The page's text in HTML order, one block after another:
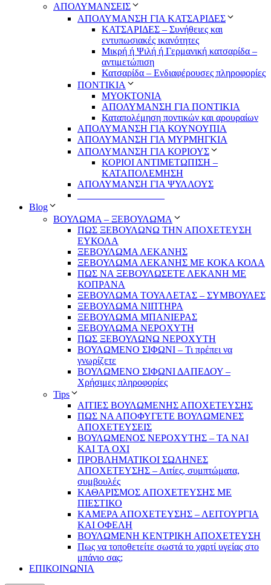
ΑΠΟΛΥΜΑΝΣΕΙΣ
ΑΠΟΛΥΜΑΝΣΗ ΓΙΑ ΚΑΤΣΑΡΙΔΕΣ
ΚΑΤΣΑΡΙΔΕΣ – Συνήθειες και
εντυπωσιακές ικανότητες
Μικρή ή Ψιλή ή Γερμανική κατσαρίδα –
αντιμετώπιση
Κατσαρίδα – Ενδιαφέρουσες πληροφορίες
ΠΟΝΤΙΚΙΑ
ΜΥΟΚΤΟΝΙΑ
ΑΠΟΛΥΜΑΝΣΗ ΓΙΑ ΠΟΝΤΙΚΙΑ
Καταπολέμηση ποντικών και αρουραίων
ΑΠΟΛΥΜΑΝΣΗ ΓΙΑ ΚΟΥΝΟΥΠΙΑ
ΑΠΟΛΥΜΑΝΣΗ ΓΙΑ ΜΥΡΜΗΓΚΙΑ
ΑΠΟΛΥΜΑΝΣΗ ΓΙΑ ΚΟΡΙΟΥΣ
ΚΟΡΙΟΙ ΑΝΤΙΜΕΤΩΠΙΣΗ –
ΚΑΤΑΠΟΛΕΜΗΣΗ
ΑΠΟΛΥΜΑΝΣΗ ΓΙΑ ΨΥΛΛΟΥΣ
Blog
ΒΟΥΛΩΜΑ – ΞΕΒΟΥΛΩΜΑ
ΠΩΣ ΞΕΒΟΥΛΩΝΩ ΤΗΝ ΑΠΟΧΕΤΕΥΣΗ
ΕΥΚΟΛΑ
ΞΕΒΟΥΛΩΜΑ ΛΕΚΑΝΗΣ
ΞΕΒΟΥΛΩΜΑ ΛΕΚΑΝΗΣ ΜΕ ΚΟΚΑ ΚΟΛΑ
ΠΩΣ ΝΑ ΞΕΒΟΥΛΩΣΕΤΕ ΛΕΚΑΝΗ ΜΕ
ΚΟΠΡΑΝΑ
ΞΕΒΟΥΛΩΜΑ ΤΟΥΑΛΕΤΑΣ – ΣΥΜΒΟΥΛΕΣ
ΞΕΒΟΥΛΩΜΑ ΝΙΠΤΗΡΑ
ΞΕΒΟΥΛΩΜΑ ΜΠΑΝΙΕΡΑΣ
ΞΕΒΟΥΛΩΜΑ ΝΕΡΟΧΥΤΗ
ΠΩΣ ΞΕΒΟΥΛΩΝΩ ΝΕΡΟΧΥΤΗ
ΒΟΥΛΩΜΕΝΟ ΣΙΦΩΝΙ – Τι πρέπει να
γνωρίζετε
ΒΟΥΛΩΜΕΝΟ ΣΙΦΩΝΙ ΔΑΠΕΔΟΥ –
Χρήσιμες πληροφορίες
Tips
ΑΙΤΙΕΣ ΒΟΥΛΩΜΕΝΗΣ ΑΠΟΧΕΤΕΥΣΗΣ
ΠΩΣ ΝΑ ΑΠΟΦΥΓΕΤΕ ΒΟΥΛΩΜΕΝΕΣ
ΑΠΟΧΕΤΕΥΣΕΙΣ
ΒΟΥΛΩΜΕΝΟΣ ΝΕΡΟΧΥΤΗΣ – TA NAI
KAI TA OXI
ΠΡΟΒΛΗΜΑΤIKOI ΣΩΛΗΝΕΣ
ΑΠΟΧΕΤΕΥΣΗΣ – Αιτίες, συμπτώματα,
συμβουλές
ΚΑΘΑΡΙΣΜΟΣ ΑΠΟΧΕΤΕΥΣΗΣ ΜΕ
ΠΙΕΣΤΙΚΟ
ΚΑΜΕΡΑ ΑΠΟΧΕΤΕΥΣΗΣ – ΛΕΙΤΟΥΡΓΙΑ
ΚΑΙ ΟΦΕΛΗ
ΒΟΥΛΩΜΕΝΗ ΚΕΝΤΡΙΚΗ ΑΠΟΧΕΤΕΥΣΗ
Πως να τοποθετείτε σωστά το χαρτί υγείας στο
μπάνιο σας;
ΕΠΙΚΟΙΝΩΝΙΑ